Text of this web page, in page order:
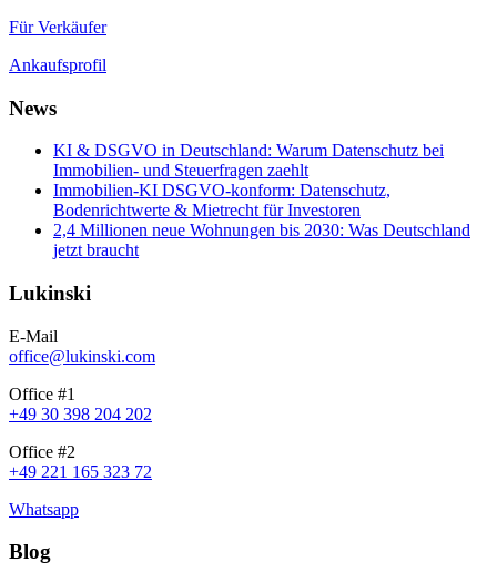
Für Verkäufer
Ankaufsprofil
News
KI & DSGVO in Deutschland: Warum Datenschutz bei
Immobilien- und Steuerfragen zaehlt
Immobilien-KI DSGVO-konform: Datenschutz,
Bodenrichtwerte & Mietrecht für Investoren
2,4 Millionen neue Wohnungen bis 2030: Was Deutschland
jetzt braucht
Lukinski
E-Mail
office@lukinski.com
Office #1
+49 30 398 204 202
Office #2
+49 221 165 323 72
Whatsapp
Blog